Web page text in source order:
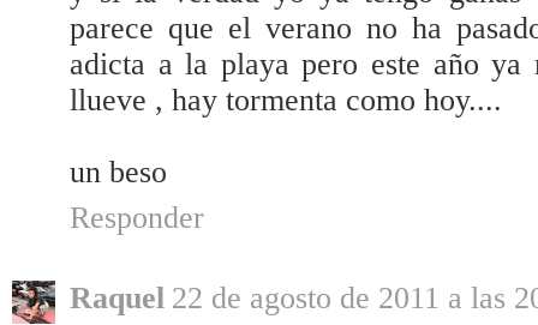
parece que el verano no ha
adicta a la playa pero este año ya
llueve , hay tormenta como hoy....
un beso
Responder
Raquel 22 de agosto de 2011 a las